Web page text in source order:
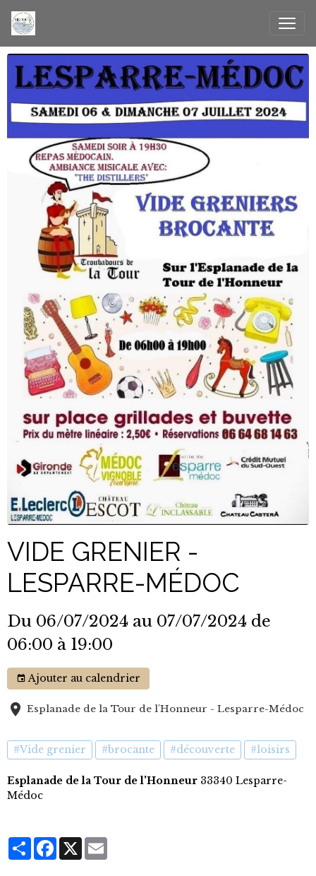
VIDE GRENIER -
LESPARRE-MÉDOC
Du 06/07/2024 au 07/07/2024 de
06:00 à 19:00
Ajouter au calendrier
Esplanade de la Tour de l'Honneur - Lesparre-Médoc
#Vide grenier #brocante #découverte #loisirs
Esplanade de la Tour de l'Honneur 33340 Lesparre-
Médoc
PartagerFacebook
X